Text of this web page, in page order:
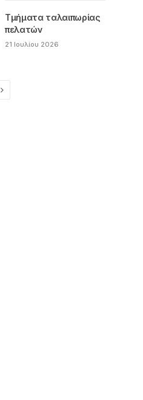
Τμήματα ταλαιπωρίας
πελατών
21 Ιουλίου 2026
Next